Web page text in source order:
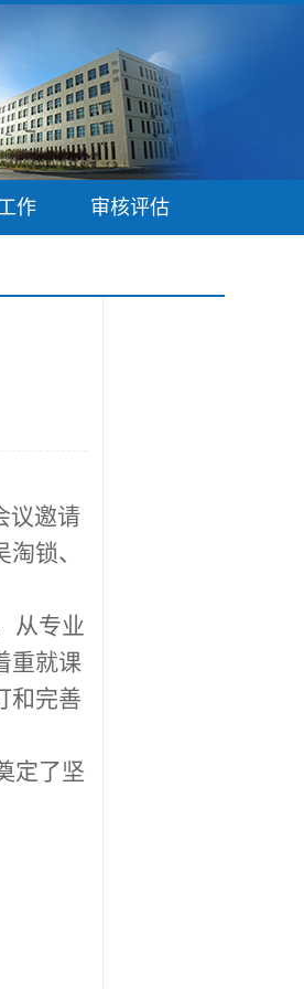
作 审核评估
议邀请
锁、
从专业
重就课
和完善
定了坚